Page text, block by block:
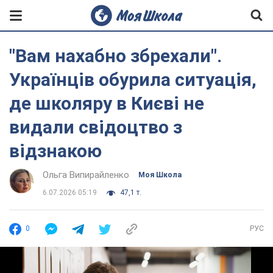
"Вам нахабно збрехали".
Українців обурила ситуація,
де школяру в Києві не
видали свідоцтво з
відзнакою
Ольга Випирайленко Моя Школа
6.07.2026 05:19 47,1 т.
0 РУС